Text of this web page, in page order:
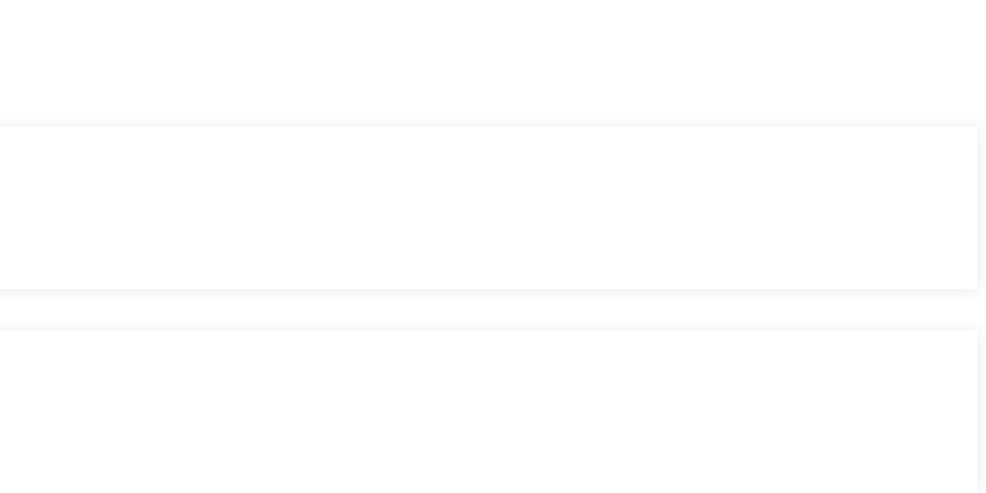
sans complications.
du marché.
des plateformes et des dApps.